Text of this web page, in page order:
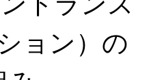
ョン）の